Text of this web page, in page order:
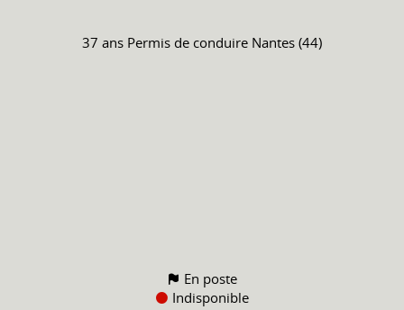
37 ans Permis de conduire Nantes (44)
En poste
Indisponible